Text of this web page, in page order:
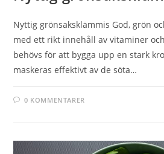
Nyttig grönsaksklämmis God, grön
med ett rikt innehåll av vitaminer
behövs för att bygga upp en stark
maskeras effektivt av de söta…
0 KOMMENTARER